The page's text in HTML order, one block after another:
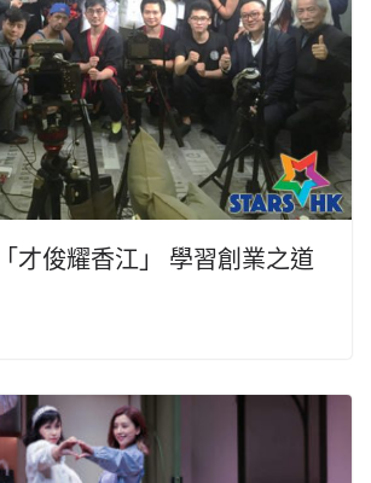
才俊耀香江」 學習創業之道